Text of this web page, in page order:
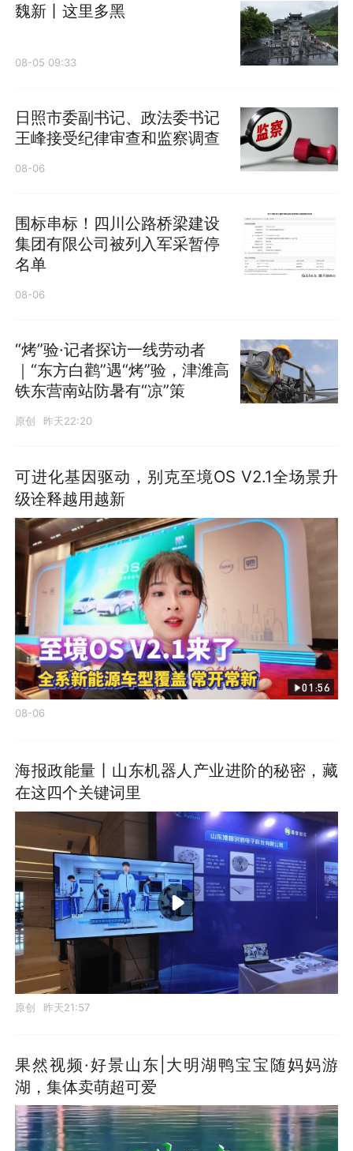
魏新丨这里多黑
08-05 09:33
日照市委副书记、政法委书记
王峰接受纪律审查和监察调查
08-06
围标串标！四川公路桥梁建设
集团有限公司被列入军采暂停
名单
08-06
“烤”验·记者探访一线劳动者
｜“东方白鹳”遇“烤”验，津潍高
铁东营南站防暑有“凉”策
原创 昨天22:20
可进化基因驱动，别克至境OS V2.1全场景升
级诠释越用越新
01:56
08-06
海报政能量丨山东机器人产业进阶的秘密，藏
在这四个关键词里
原创 昨天21:57
果然视频·好景山东|大明湖鸭宝宝随妈妈游
湖，集体卖萌超可爱